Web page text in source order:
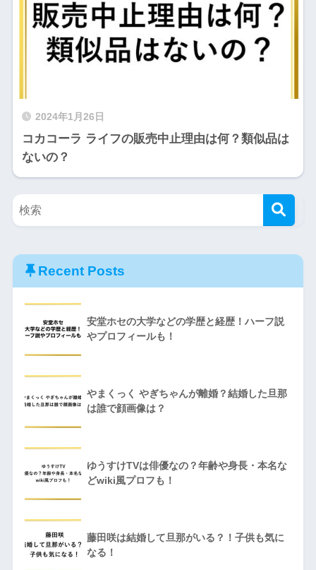
2024年1月26日
コカコーラ ライフの販売中止理由は何？類似品は
ないの？
Recent Posts
安堂ホセの大学などの学歴と経歴！ハーフ説
やプロフィールも！
やまくっく やぎちゃんが離婚？結婚した旦那
は誰で顔画像は？
ゆうすけTVは俳優なの？年齢や身長・本名な
どwiki風プロフも！
藤田咲は結婚して旦那がいる？！子供も気に
なる！